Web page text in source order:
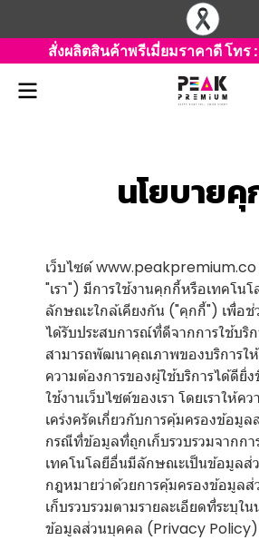
สั่งผลิตสินค้าพรีเมี่ยมราคาดี โทร :
นโยบาย
เว็บไซต์ www.peakpremium.co
"เรา") มีการใช้งานคุกกี้หรือเทคโน
ลักษณะใกล้เคียงกัน ("คุกกี้") เพื่อช่
ได้รับประสบการณ์ที่ดีจากการใช้บริก
สามารถพัฒนาคุณภาพของบริการใ
ความต้องการของผู้ใช้บริการได้ดียิ่ง
ใช้งานเว็บไซต์ของเรา โดยเราให้ค
เคร่งครัดเกี่ยวกับการคุ้มครองข้อมู
กรณีที่ข้อมูลที่ถูกเก็บรวบรวมจากกา
เทคโนโลยีอื่นมีลักษณะเป็นข้อมูล
กฎหมายว่าด้วยการคุ้มครองข้อมูลส่
เก็บรวบรวมตามรายละเอียดที่ระบุใ
ข้อมูลส่วนบุคคล (Privacy Policy)